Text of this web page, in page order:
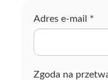
Adres e-mail *
Zgoda na